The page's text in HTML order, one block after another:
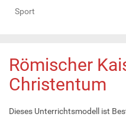
Sport
Römischer
Christentum
Dieses Unterrichtsmodell ist